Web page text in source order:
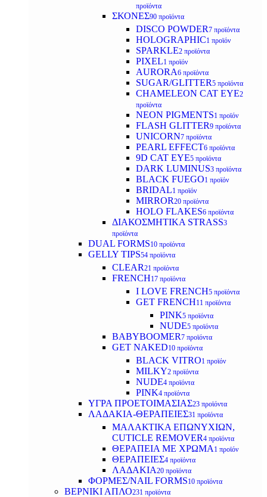
προϊόντα
ΣΚΟΝΕΣ90 προϊόντα
DISCO POWDER7 προϊόντα
HOLOGRAPHIC1 προϊόν
SPARKLE2 προϊόντα
PIXEL1 προϊόν
AURORA6 προϊόντα
SUGAR/GLITTER5 προϊόντα
CHAMELEON CAT EYE2
προϊόντα
NEON PIGMENTS1 προϊόν
FLASH GLITTER9 προϊόντα
UNICORN7 προϊόντα
PEARL EFFECT6 προϊόντα
9D CAT EYE5 προϊόντα
DARK LUMINUS3 προϊόντα
BLACK FUEGO1 προϊόν
BRIDAL1 προϊόν
MIRROR20 προϊόντα
HOLO FLAKES6 προϊόντα
ΔΙΑΚΟΣΜΗΤΙΚΑ STRASS3
προϊόντα
DUAL FORMS10 προϊόντα
GELLY TIPS54 προϊόντα
CLEAR21 προϊόντα
FRENCH17 προϊόντα
I LOVE FRENCH5 προϊόντα
GET FRENCH11 προϊόντα
PINK5 προϊόντα
NUDE5 προϊόντα
BABYBOOMER7 προϊόντα
GET NAKED10 προϊόντα
BLACK VITRO1 προϊόν
MILKY2 προϊόντα
NUDE4 προϊόντα
PINK4 προϊόντα
ΥΓΡΑ ΠΡΟΕΤΟΙΜΑΣΙΑΣ23 προϊόντα
ΛΑΔΑΚΙΑ-ΘΕΡΑΠΕΙΕΣ31 προϊόντα
ΜΑΛΑΚΤΙΚΑ ΕΠΩΝΥΧΙΩΝ,
CUTICLE REMOVER4 προϊόντα
ΘΕΡΑΠΕΙΑ ΜΕ ΧΡΩΜΑ 1 προϊόν
ΘΕΡΑΠΕΙΕΣ4 προϊόντα
ΛΑΔΑΚΙΑ20 προϊόντα
ΦΟΡΜΕΣ/NAIL FORMS10 προϊόντα
ΒΕΡΝΙΚΙ ΑΠΛΟ231 προϊόντα